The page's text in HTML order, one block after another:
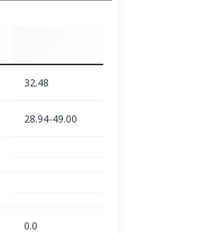
32.48
28.94-49.00
0.0